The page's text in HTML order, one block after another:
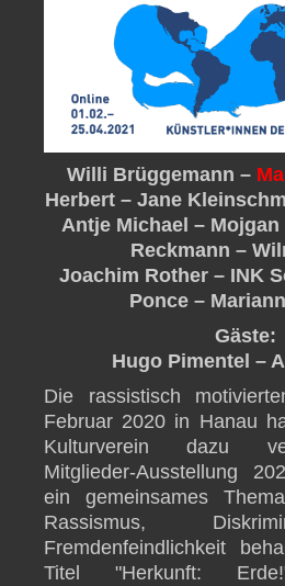
Willi Brüggemann –
Herbert – Jane
Antje Michael – Mojgan
Reckmann –
Joachim Rother – INK
Ponce –
Gäste:
Hugo Pimentel –
Die rassistisch
Februar 2020 in Hanau
Kulturverein dazu
Mitglieder-Ausstellung
ein gemeinsames
Rassismus,
Fremdenfeindlichkeit
Titel "Herkunft: